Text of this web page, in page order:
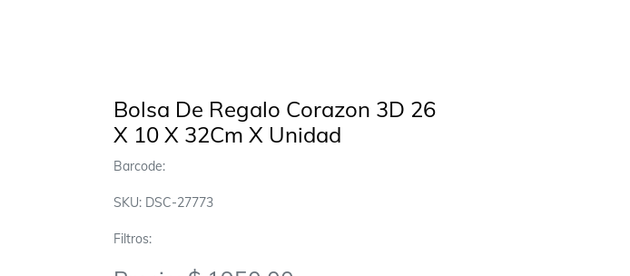
Bolsa De Regalo Corazon 3D 26
X 10 X 32Cm X Unidad
Barcode:
SKU: DSC-27773
Filtros: